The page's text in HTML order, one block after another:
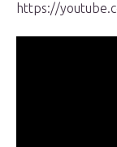
https://